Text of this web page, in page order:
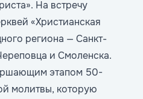
На встречу
«Христианская
региона — Санкт-
и Смоленска.
этапом 50-
молитвы, которую